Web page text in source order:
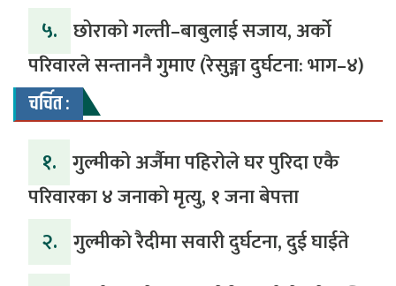
५. ‎​छोराको गल्ती–बाबुलाई सजाय, अर्को
परिवारले सन्ताननै गुमाए (रेसुङ्गा दुर्घटना: भाग–४) ‎
चर्चित :
१. गुल्मीको अर्जैमा पहिरोले घर पुरिदा एकै
परिवारका ४ जनाको मृत्यु, १ जना बेपत्ता
२. गुल्मीको रैदीमा सवारी दुर्घटना, दुई घाईते